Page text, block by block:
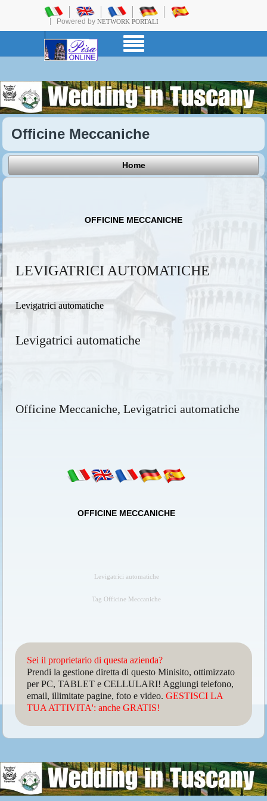
Powered by NETWORK PORTALI
Officine Meccaniche
Home
OFFICINE MECCANICHE
LEVIGATRICI AUTOMATICHE
Levigatrici automatiche
Levigatrici automatiche
Officine Meccaniche, Levigatrici automatiche
OFFICINE MECCANICHE
Levigatrici automatiche
Tag Officine Meccaniche
Sei il proprietario di questa azienda?
Prendi la gestione diretta di questo Minisito, ottimizzato
per PC, TABLET e CELLULARI! Aggiungi telefono,
email, illimitate pagine, foto e video.GESTISCI LA
TUA ATTIVITA': anche GRATIS!